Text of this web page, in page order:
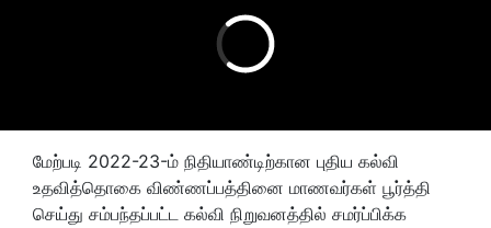
மேற்படி 2022-23-ம் நிதியாண்டிற்கான புதிய கல்வி
உதவித்தொகை விண்ணப்பத்தினை மாணவர்கள் பூர்த்தி
செய்து சம்பந்தப்பட்ட கல்வி நிறுவனத்தில் சமர்ப்பிக்க